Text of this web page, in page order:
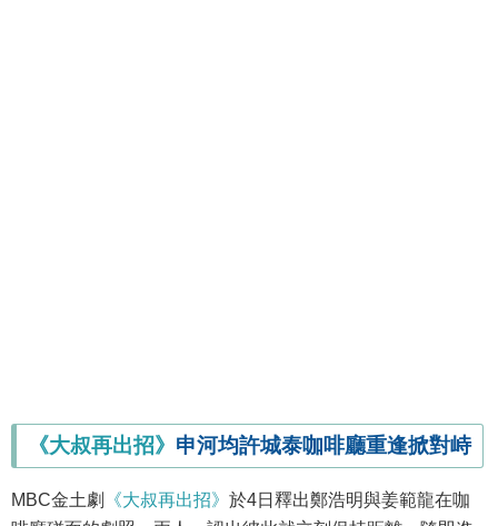
《大叔再出招》 申河均許城泰咖啡廳重逢掀對峙
MBC金土劇 《大叔再出招》 於4日釋出鄭浩明與姜範龍在咖